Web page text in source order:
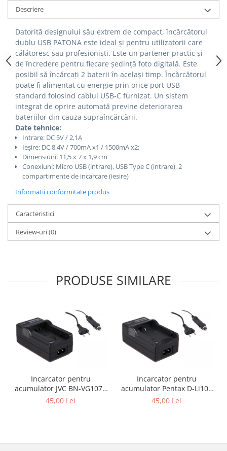
Pachete Promo
Incarcatoare & acumulatori
Bec LED
E14
E27
Blițuri și lumini foto/video
Cablu date
tableta
Telefoane mobile
Casti
Telefoane mobile
Custi aparate foto-video
Incarcatoare auto
Telefoane mobile
Descriere
Datorită designului său extrem de compact, încărcătorul
dublu USB PATONA este ideal și pentru utilizatorii care
călătoresc sau profesioniști. Este un partener practic și
de încredere pentru fiecare ședință foto digitală. Este
posibil să încărcați 2 baterii în același timp. Încărcătorul
poate fi alimentat cu energie prin orice port USB
standard folosind cablul USB-C furnizat. Un sistem
integrat de oprire automată previne deteriorarea
bateriilor din cauza supraîncărcării.
Date tehnice:
Intrare: DC 5V / 2,1A
Ieșire: DC 8,4V / 700mA x1 / 1500mA x2;
Dimensiuni: 11,5 x 7 x 1,9 cm
Conexiuni: Micro USB (intrare), USB Type C (intrare), 2
compartimente de incarcare (iesire)
Informatii conformitate produs
Caracteristici
Review-uri(0)
PRODUSE SIMILARE
Incarcator pentru
acumulator JVC BN-VG107e
Patona
45,00 Lei
Incarcator pentru
acumulator Pentax D-Li109
Patona
45,00 Lei